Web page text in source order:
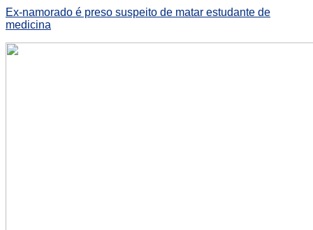
Ex-namorado é preso suspeito de matar estudante de
medicina